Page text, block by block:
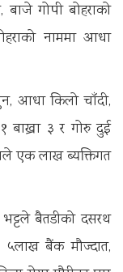
गोपी बोहराको
नाममा आधा
आधा किलो चाँदी,
बाख्रा ३ र गोरु दुई
एक लाख ब्यक्तिगत
भट्टले बैतडीको दसरथ
बैंक मौज्दात,